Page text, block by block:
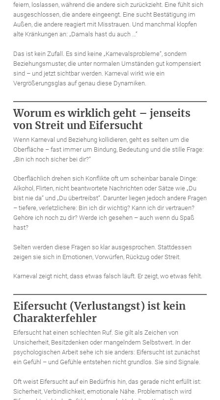
feiern, loslassen, während die andere sich zurückzieht. Eine fühlt sich
ausgeschlossen, die andere eingeengt. Eine sucht Bestätigung im
Außen, die andere reagiert mit Misstrauen. Und manchmal klopfen
alte Kränkungen an: „Damals hast du auch …“
Das ist kein Zufall. Es sind keine „Karnevalsprobleme“, sondern
Beziehungsmuster, die unter normalen Umständen gut kompensiert
sind – und jetzt sichtbar werden. Karneval wirkt wie ein
Vergrößerungsglas auf genau diese Dynamiken.
Worum es wirklich geht – jenseits
von Streit und Eifersucht
Wenn Karneval und Beziehung kollidieren, geht es selten um die
Oberfläche – fast immer um Bindung, Bedeutung und die stille Frage:
„Bin ich noch sicher bei dir?“
Oberflächlich drehen sich Konflikte oft um scheinbar banale Dinge:
Alkohol, Flirten, nicht beantwortete Nachrichten oder Sätze wie „Du
bist nie da“ und „Du übertreibst“. Darunter liegen jedoch andere Fragen
– tiefere, verletzlichere: Bin ich dir wichtig? Kann ich dir vertrauen?
Gehöre ich noch zu dir? Werde ich gesehen – auch wenn du Spaß
hast?
Selten werden diese Fragen so klar ausgesprochen. Stattdessen
zeigen sie sich in Emotionen, Vorwürfen, Rückzug oder Streit.
Karneval zeigt nicht, dass etwas falsch läuft. Er zeigt, wo etwas fehlt.
Eifersucht (Verlustangst) ist kein
Charakterfehler
Eifersucht hat einen schlechten Ruf. Sie gilt als Zeichen von
Unsicherheit, Besitzdenken oder mangelndem Selbstwert. In der
psychologischen Arbeit sehe ich sie anders: Eifersucht ist zunächst
ein Gefühl – und Gefühle entstehen nicht grundlos. Sie sind Signale.
Oft weist Eifersucht auf ein Bedürfnis hin, das gerade nicht erfüllt ist:
Sicherheit, Verbindlichkeit, emotionale Nähe. Problematisch wird